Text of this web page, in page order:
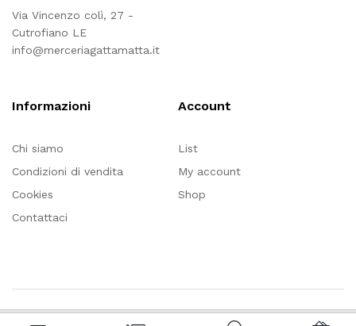
Via Vincenzo colì, 27 -
Cutrofiano LE
info@merceriagattamatta.it
Informazioni
Chi siamo
Condizioni di vendita
Cookies
Contattaci
Account
List
My account
Shop